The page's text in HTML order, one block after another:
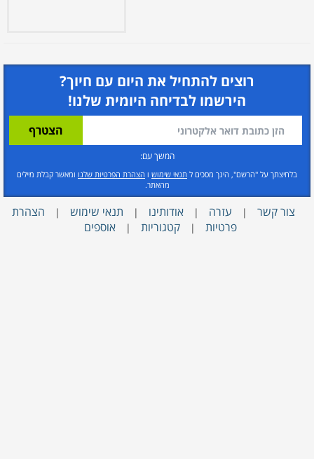
רוצים להתחיל את היום עם חיוך?
הירשמו לבדיחה היומית שלנו!
המשך עם:
בלחיצתך על "הרשם", הינך מסכים ל תנאי שימוש ו הצהרת הפרטיות שלנו ומאשר קבלת מיילים
מהאתר.
צור קשר | עזרה | אודותינו | תנאי שימוש |
הצהרת
פרטיות
| קטגוריות | אוספים